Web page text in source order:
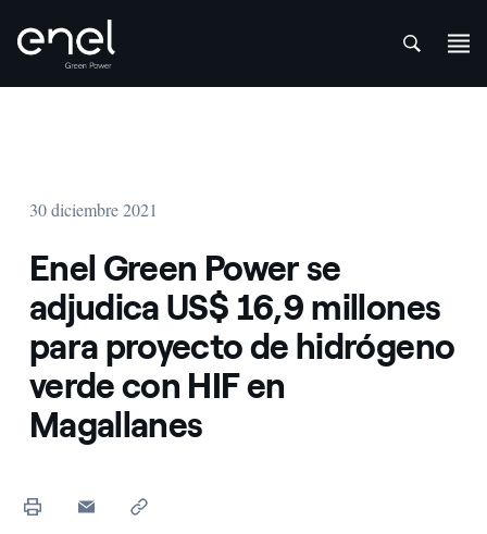
30 diciembre 2021
Enel Green Power se
adjudica US$ 16,9 millones
para proyecto de hidrógeno
verde con HIF en
Magallanes